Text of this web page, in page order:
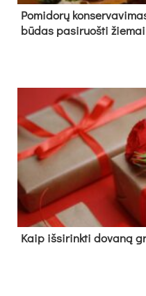
Pomidorų
būdas pasiruošti žiemai
Kaip išsirinkti dovaną